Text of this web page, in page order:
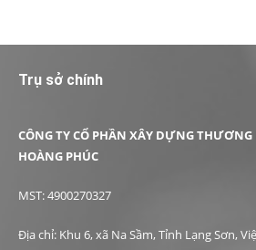
Trụ sở chính
CÔNG TY CỔ PHẦN XÂY DỰNG
HOÀNG PHÚC
MST: 4900270327
Địa chỉ: Khu 6, xã Na Sầm, Tỉnh Lạng Sơn,